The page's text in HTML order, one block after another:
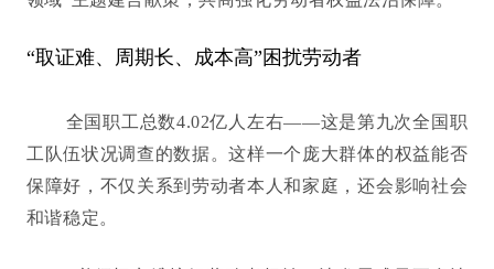
“取证难、周期长、成本高”困扰劳动者
全国职工总数4.02亿人左右——这是第九次全国职
工队伍状况调查的数据。这样一个庞大群体的权益能否
保障好，不仅关系到劳动者本人和家庭，还会影响社会
和谐稳定。